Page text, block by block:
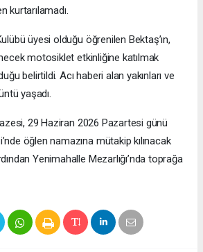
kurtarılamadı.
üyesi olduğu öğrenilen Bektaş’ın,
motosiklet etkinliğine katılmak
belirtildi. Acı haberi alan yakınları ve
yaşadı.
29 Haziran 2026 Pazartesi günü
öğlen namazına mütakip kılınacak
Yenimahalle Mezarlığı’nda toprağa